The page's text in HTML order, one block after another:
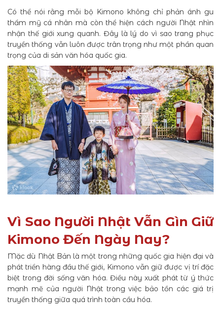
Có thể nói rằng mỗi bộ Kimono không chỉ phản ánh gu
thẩm mỹ cá nhân mà còn thể hiện cách người Nhật nhìn
nhận thế giới xung quanh. Đây là lý do vì sao trang phục
truyền thống vẫn luôn được trân trọng như một phần quan
trọng của di sản văn hóa quốc gia.
Vì Sao Người Nhật Vẫn Gìn Giữ
Kimono Đến Ngày Nay?
Mặc dù Nhật Bản là một trong những quốc gia hiện đại và
phát triển hàng đầu thế giới, Kimono vẫn giữ được vị trí đặc
biệt trong đời sống văn hóa. Điều này xuất phát từ ý thức
mạnh mẽ của người Nhật trong việc bảo tồn các giá trị
truyền thống giữa quá trình toàn cầu hóa.